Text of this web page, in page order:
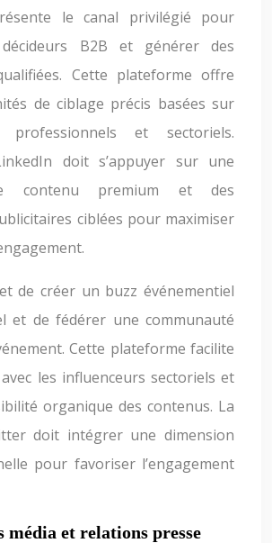
le canal privilégié pour
B2B et générer des
Cette plateforme offre
de ciblage précis basées sur
et sectoriels.
doit s’appuyer sur une
contenu premium et des
ciblées pour maximiser
de créer un buzz événementiel
et de fédérer une communauté
Cette plateforme facilite
les influenceurs sectoriels et
organique des contenus. La
doit intégrer une dimension
pour favoriser l’engagement
média et relations presse